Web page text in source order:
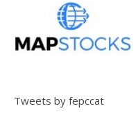
Tweets by fepccat